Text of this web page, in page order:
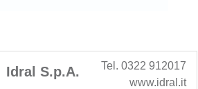
Idral S.p.A.
Tel. 0322 912017
www.idral.it